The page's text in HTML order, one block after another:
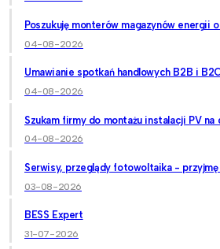
Poszukuję monterów magazynów energii
04-08-2026
Umawianie spotkań handlowych B2B i
04-08-2026
Szukam firmy do montażu instalacji PV
04-08-2026
Serwisy, przeglądy fotowoltaika -
03-08-2026
BESS Expert
31-07-2026